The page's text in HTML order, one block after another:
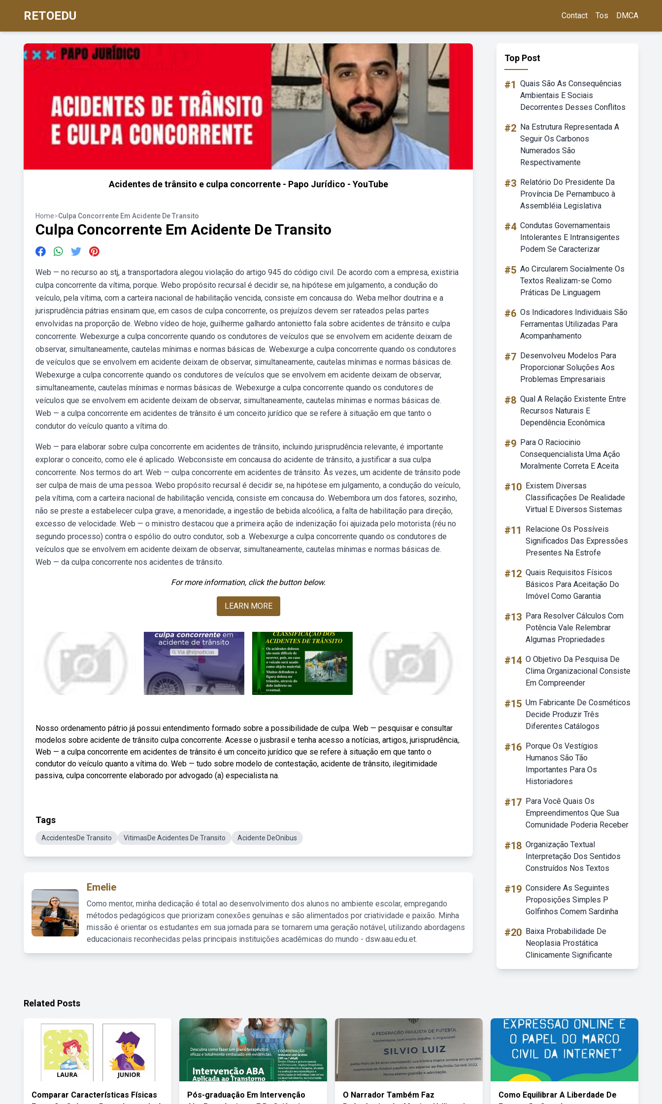
RETOEDU Contact Tos DMCA
Acidentes de trânsito e culpa concorrente - Papo Jurídico - YouTube
Home>Culpa Concorrente Em Acidente De Transito
Culpa Concorrente Em Acidente De Transito
Web — no recurso ao stj, a transportadora alegou violação do artigo 945 do código civil. De acordo com a empresa, existiria
culpa concorrente da vítima, porque. Webo propósito recursal é decidir se, na hipótese em julgamento, a condução do
veículo, pela vítima, com a carteira nacional de habilitação vencida, consiste em concausa do. Weba melhor doutrina e a
jurisprudência pátrias ensinam que, em casos de culpa concorrente, os prejuízos devem ser rateados pelas partes
envolvidas na proporção de. Webno vídeo de hoje, guilherme galhardo antonietto fala sobre acidentes de trânsito e culpa
concorrente. Webexurge a culpa concorrente quando os condutores de veículos que se envolvem em acidente deixam de
observar, simultaneamente, cautelas mínimas e normas básicas de. Webexurge a culpa concorrente quando os condutores
de veículos que se envolvem em acidente deixam de observar, simultaneamente, cautelas mínimas e normas básicas de.
Webexurge a culpa concorrente quando os condutores de veículos que se envolvem em acidente deixam de observar,
simultaneamente, cautelas mínimas e normas básicas de. Webexurge a culpa concorrente quando os condutores de
veículos que se envolvem em acidente deixam de observar, simultaneamente, cautelas mínimas e normas básicas de.
Web — a culpa concorrente em acidentes de trânsito é um conceito jurídico que se refere à situação em que tanto o
condutor do veículo quanto a vítima do.
Web — para elaborar sobre culpa concorrente em acidentes de trânsito, incluindo jurisprudência relevante, é importante
explorar o conceito, como ele é aplicado. Webconsiste em concausa do acidente de trânsito, a justificar a sua culpa
concorrente. Nos termos do art. Web — culpa concorrente em acidentes de trânsito: Às vezes, um acidente de trânsito pode
ser culpa de mais de uma pessoa. Webo propósito recursal é decidir se, na hipótese em julgamento, a condução do veículo,
pela vítima, com a carteira nacional de habilitação vencida, consiste em concausa do. Webembora um dos fatores, sozinho,
não se preste a estabelecer culpa grave, a menoridade, a ingestão de bebida alcoólica, a falta de habilitação para direção,
excesso de velocidade. Web — o ministro destacou que a primeira ação de indenização foi ajuizada pelo motorista (réu no
segundo processo) contra o espólio do outro condutor, sob a. Webexurge a culpa concorrente quando os condutores de
veículos que se envolvem em acidente deixam de observar, simultaneamente, cautelas mínimas e normas básicas de.
Web — da culpa concorrente nos acidentes de trânsito.
For more information, click the button below.
LEARN MORE
Nosso ordenamento pátrio já possui entendimento formado sobre a possibilidade de culpa. Web — pesquisar e consultar
modelos sobre acidente de trânsito culpa concorrente. Acesse o jusbrasil e tenha acesso a notícias, artigos, jurisprudência,.
Web — a culpa concorrente em acidentes de trânsito é um conceito jurídico que se refere à situação em que tanto o
condutor do veículo quanto a vítima do. Web — tudo sobre modelo de contestação, acidente de trânsito, ilegitimidade
passiva, culpa concorrente elaborado por advogado (a) especialista na.
Tags
AccidentesDe Transito VitimasDe Acidentes De Transito Acidente DeOnibus
Emelie
Como mentor, minha dedicação é total ao desenvolvimento dos alunos no ambiente escolar, empregando
métodos pedagógicos que priorizam conexões genuínas e são alimentados por criatividade e paixão. Minha
missão é orientar os estudantes em sua jornada para se tornarem uma geração notável, utilizando abordagens
educacionais reconhecidas pelas principais instituições acadêmicas do mundo - dsw.aau.edu.et.
Top Post
#1 Quais São As Consequências
Ambientais E Sociais
Decorrentes Desses Conflitos
#2 Na Estrutura Representada A
Seguir Os Carbonos
Numerados São
Respectivamente
#3 Relatório Do Presidente Da
Província De Pernambuco à
Assembléia Legislativa
#4 Condutas Governamentais
Intolerantes E Intransigentes
Podem Se Caracterizar
#5 Ao Circularem Socialmente Os
Textos Realizam-se Como
Práticas De Linguagem
#6 Os Indicadores Individuais São
Ferramentas Utilizadas Para
Acompanhamento
#7 Desenvolveu Modelos Para
Proporcionar Soluções Aos
Problemas Empresariais
#8 Qual A Relação Existente Entre
Recursos Naturais E
Dependência Econômica
#9 Para O Raciocinio
Consequencialista Uma Ação
Moralmente Correta E Aceita
#10 Existem Diversas
Classificações De Realidade
Virtual E Diversos Sistemas
#11
Relacione Os Possíveis
Significados Das Expressões
Presentes Na Estrofe
#12 Quais Requisitos Físicos
Básicos Para Aceitação Do
Imóvel Como Garantia
#13 Para Resolver Cálculos Com
Potência Vale Relembrar
Algumas Propriedades
#14 O Objetivo Da Pesquisa De
Clima Organizacional Consiste
Em Compreender
#15 Um Fabricante De Cosméticos
Decide Produzir Três
Diferentes Catálogos
#16 Porque Os Vestígios
Humanos São Tão
Importantes Para Os
Historiadores
#17 Para Você Quais Os
Empreendimentos Que Sua
Comunidade Poderia Receber
#18 Organização Textual
Interpretação Dos Sentidos
Construídos Nos Textos
#19 Considere As Seguintes
Proposições Simples P
Golfinhos Comem Sardinha
#20 Baixa Probabilidade De
Neoplasia Prostática
Clinicamente Significante
Related Posts
Comparar Características Físicas
Pós-graduação Em Intervenção
O Narrador Também Faz
Como Equilibrar A Liberdade De